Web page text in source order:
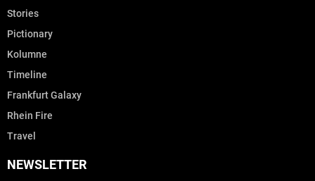
Stories
Pictionary
Kolumne
Timeline
Frankfurt Galaxy
Rhein Fire
Travel
NEWSLETTER